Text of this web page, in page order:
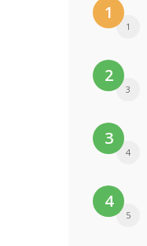
1
1
2
3
3
4
4
5